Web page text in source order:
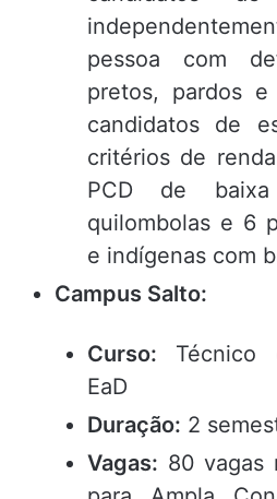
pessoa com
pretos, pardos
candidatos de
critérios de
PCD de
quilombolas e 6
e indígenas com
Campus Salto:
Curso: Técnico
EaD
Duração: 2
Vagas: 80 vagas